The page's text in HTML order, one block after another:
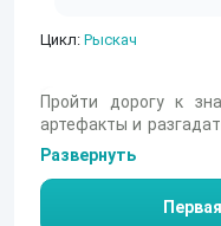
Цикл: Рыскач
Пройти дорогу к
артефакты и
Древние маги
сильные мира сего
кто друг, а кто
Приходится
Развернуть